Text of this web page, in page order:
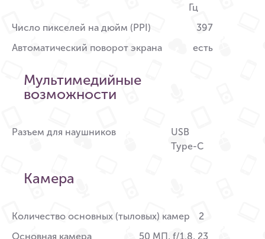
Гц
Число пикселей на дюйм (PPI)
397
Автоматический поворот экрана
есть
Мультимедийные
возможности
Разъем для наушников
USB
Type-C
Камера
Количество основных (тыловых) камер
2
Основная камера
50 МП, f/1.8, 23